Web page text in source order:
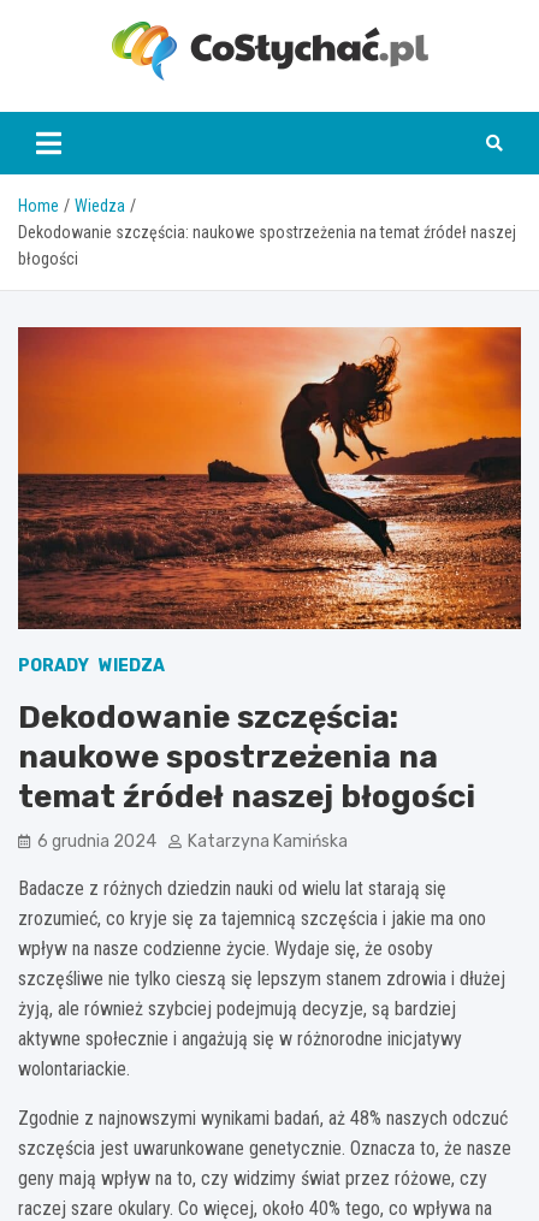
coslychac.pl
Home
Wiedza
Dekodowanie szczęścia: naukowe spostrzeżenia na temat źródeł naszej
błogości
PORADY WIEDZA
Dekodowanie szczęścia:
naukowe spostrzeżenia na
temat źródeł naszej błogości
6 grudnia 2024 Katarzyna Kamińska
Badacze z różnych dziedzin nauki od wielu lat starają się
zrozumieć, co kryje się za tajemnicą szczęścia i jakie ma ono
wpływ na nasze codzienne życie. Wydaje się, że osoby
szczęśliwe nie tylko cieszą się lepszym stanem zdrowia i dłużej
żyją, ale również szybciej podejmują decyzje, są bardziej
aktywne społecznie i angażują się w różnorodne inicjatywy
wolontariackie.
Zgodnie z najnowszymi wynikami badań, aż 48% naszych odczuć
szczęścia jest uwarunkowane genetycznie. Oznacza to, że nasze
geny mają wpływ na to, czy widzimy świat przez różowe, czy
raczej szare okulary. Co więcej, około 40% tego, co wpływa na